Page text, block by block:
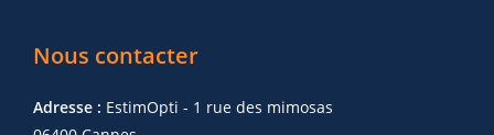
Nous contacter
Adresse : EstimOpti - 1 rue des mimosas